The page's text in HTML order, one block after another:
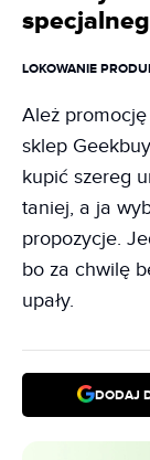
LOKOWANIE
Ależ
sklep
kupić szereg
taniej, a ja
propozycje.
bo za chwilę
upały.
DODAJ